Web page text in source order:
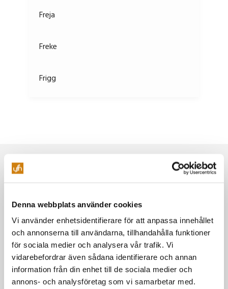
Denna webbplats använder cookies
Vi använder enhetsidentifierare för att anpassa innehållet
och annonserna till användarna, tillhandahålla funktioner
för sociala medier och analysera vår trafik. Vi
vidarebefordrar även sådana identifierare och annan
information från din enhet till de sociala medier och
annons- och analysföretag som vi samarbetar med.
Freja
Freke
Frigg
Höder
Idun
Idun
House of Metal
Powerpose FM festival
Jazzfestivalen
Vin i Umeå
Umeå Beer Festival